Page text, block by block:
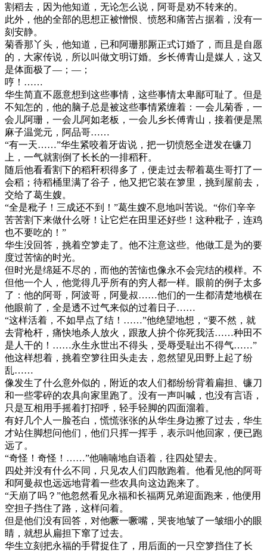
割稻去，因为他知道，无论怎么说，阿哥是劝不转来的。
此外，他的全部的思想正被憎恨、愤怒和痛苦占据着，没有一
刻安静。
菊香那丫头，他知道，已和阿珊那厮正式订婚了，而且是自愿
的，大家传说，所以叫做文明订婚。乡长傅青山是媒人，这又
是体面极了—；—；
哼！……
华生简直不愿意想到这些事情，这些事情太卑鄙可耻了。但是
不知怎的，他的脑子总是被这些事情紧缠着：一会儿菊香，一
会儿阿珊，一会儿阿如老板，一会儿乡长傅青山，接着便是黑
麻子温觉元，阿品哥……
“有一天……”华生紧咬着牙齿说，把一切愤怒全迸发在镰刀
上，一气就割倒了长长的一排稻秆。
随后他看看割下的稻秆积得多了，便走过去帮着葛生哥打了一
会稻；待稻桶里满了谷子，他又把它装在箩里，挑到屋前去，
交给了葛生嫂。
“全是秕子！三成还不到！”葛生嫂不息地叫苦说。“你们辛辛
苦苦割下来做什么呀！让它烂在田里还好些！这种秕子，连鸡
也不要吃的！”
华生没回答，挑着空箩走了。他不注意这些。他做工是为的要
度过苦恼的时光。
但时光是绵延不尽的，而他的苦恼也像永不会完结的模样。不
但他一个人，他觉得几乎所有的穷人都一样。眼前的例子太多
了：他的阿哥，阿波哥，阿曼叔……他们的一生都清楚地横在
他眼前了，全是透不过气来似的过着日子……
“这样活着，不如早点了结！……”他绝望地想，“要不然，就
去背枪杆，痛快地杀人放火，跟敌人拚个你死我活……种田不
是人干的！……永生永世出不得头，受辱受耻出不得气……”
他这样想着，挑着空箩往田头走去，忽然望见田野上起了纷
乱……
像发生了什么意外似的，附近的农人们都纷纷背着扁担、镰刀
和一些零碎的农具向家里跑了。没有一声叫喊，也没有言语，
只是互相用手摇着打招呼，轻手轻脚的四面溜着。
有好几个人一脸苍白，慌慌张张的从华生身边擦了过去，华生
才站住脚想问他们，他们只挥一挥手，表示叫他回家，便已跑
远了。
“奇怪！奇怪！……”他喃喃地自语着，往四处望去。
四处并没有什么不同，只见农人们四散跑着。他看见他的阿哥
和阿曼叔也远远地背着一些农具向这边跑来了。
“天崩了吗？”他忽然看见永福和长福两兄弟迎面跑来，他便用
空担子挡住了路，这样问着。
但是他们没有回答，对他噘一噘嘴，哭丧地皱了一皱细小的眼
睛，就想从扁担下窜了过去。
华生立刻把永福的手臂捉住了，用后面的一只空箩挡住了长